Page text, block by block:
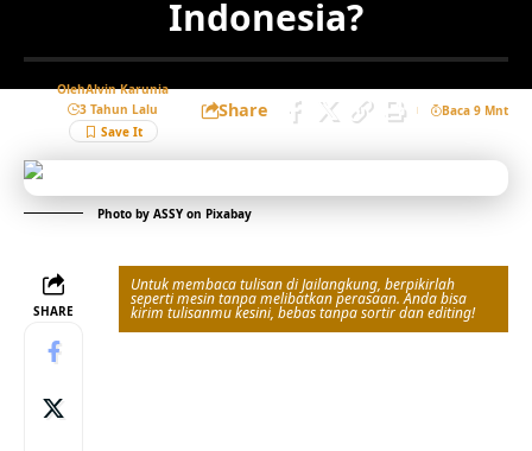
Indonesia?
OlehAlvin Karunia
3 Tahun Lalu
Share Baca 9 Mnt
Photo by ASSY on Pixabay
SHARE
Untuk membaca tulisan di Jailangkung, berpikirlah
seperti mesin tanpa melibatkan perasaan. Anda bisa
kirim tulisanmu kesini, bebas tanpa sortir dan editing!